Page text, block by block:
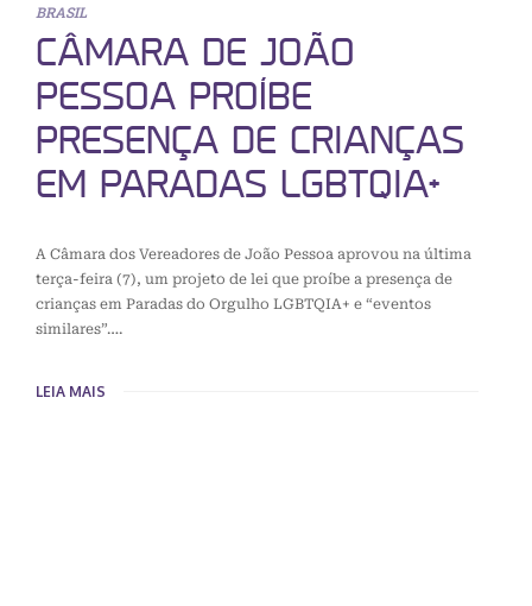
BRASIL
CÂMARA DE JOÃO
PESSOA PROÍBE
PRESENÇA DE CRIANÇAS
EM PARADAS LGBTQIA+
A Câmara dos Vereadores de João Pessoa aprovou na última
terça-feira (7), um projeto de lei que proíbe a presença de
crianças em Paradas do Orgulho LGBTQIA+ e “eventos
similares”….
LEIA MAIS